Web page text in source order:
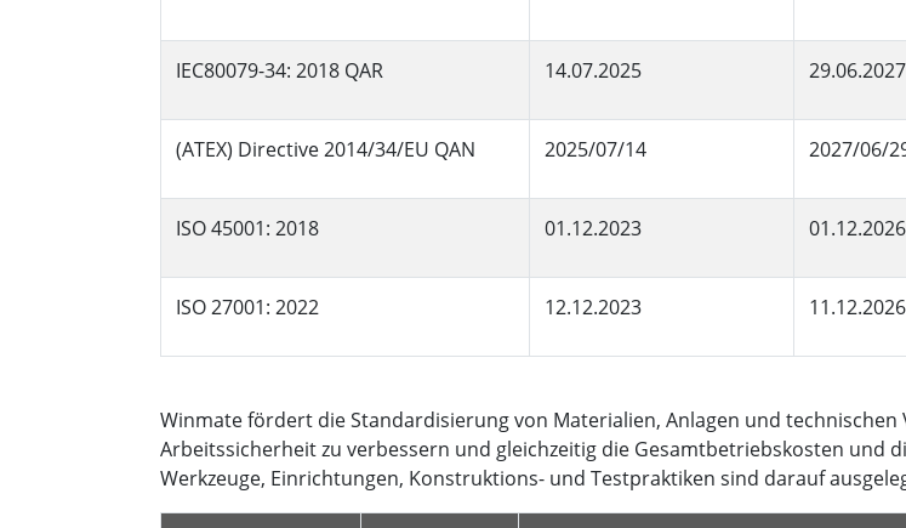
IEC80079-34: 2018 QAR 14.07.2025 29.06.2027
(ATEX) Directive 2014/34/EU QAN 2025/07/14 2027/06/
ISO 45001: 2018 01.12.2023 01.12.2026
ISO 27001: 2022 12.12.2023 11.12.2026
Winmate fördert die Standardisierung von Materialien, Anlagen und
Arbeitssicherheit zu verbessern und gleichzeitig die Gesamtbetriebskosten und
Werkzeuge, Einrichtungen, Konstruktions- und Testpraktiken sind darauf